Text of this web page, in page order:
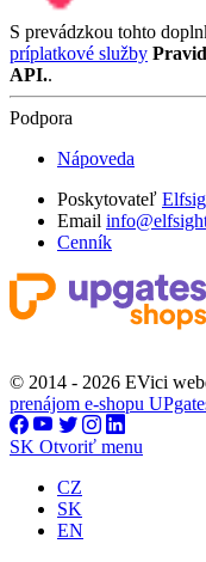
S prevádzkou tohto
príplatkové služby
API..
Podpora
Nápoveda
Poskytovateľ
Email
Cenník
© 2014 - 2026 EVici
prenájom e-shopu
SK Otvoriť menu
CZ
SK
EN